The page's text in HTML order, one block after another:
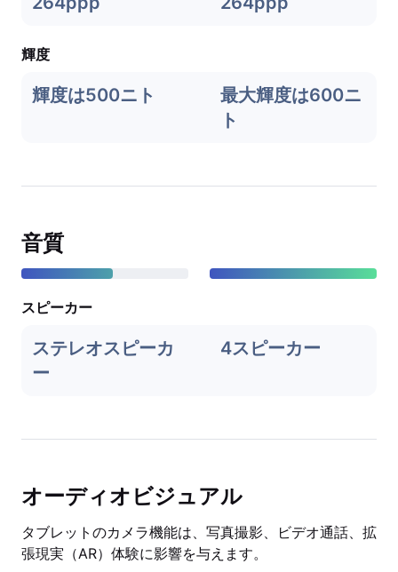
輝度
輝度は500ニト
最大輝度は600ニ
ト
音質
スピーカー
ステレオスピーカ
ー
4スピーカー
オーディオビジュアル
タブレットのカメラ機能は、写真撮影、ビデオ通話、拡
張現実（AR）体験に影響を与えます。